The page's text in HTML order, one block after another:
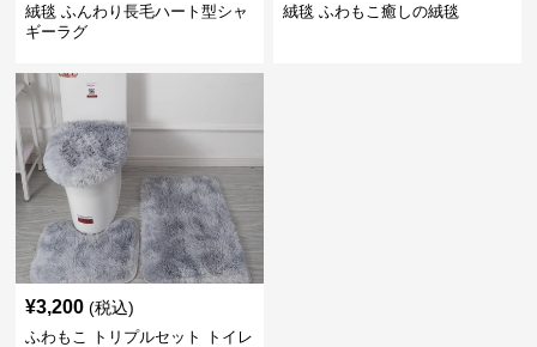
絨毯 ふんわり長毛ハート型シャ
ギーラグ
絨毯 ふわもこ癒しの絨毯
¥3,200 (税込)
ふわもこ トリプルセット トイレ